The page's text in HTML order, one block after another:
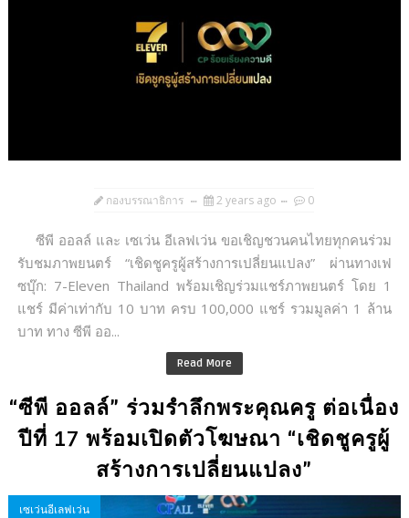
กองบรรณาธิการ 2 years ago 0
ซีพี ออลล์ และ เซเว่น อีเลฟเว่น ขอเชิญชวนคนไทยทุกคนร่วม
รับชมภาพยนตร์ “เชิดชูครูผู้สร้างการเปลี่ยนแปลง” ผ่านทางเฟ
ซบุ๊ก: 7-Eleven Thailand พร้อมเชิญร่วมแชร์ภาพยนตร์ โดย 1
แชร์ มีค่าเท่ากับ 10 บาท ครบ 100,000 แชร์ รวมมูลค่า 1 ล้าน
บาท ทาง ซีพี ออ...
Read More
“ซีพี ออลล์” ร่วมรำลึกพระคุณครู ต่อเนื่อง
ปีที่ 17 พร้อมเปิดตัวโฆษณา “เชิดชูครูผู้
สร้างการเปลี่ยนแปลง”
เซเว่นอีเลฟเว่น